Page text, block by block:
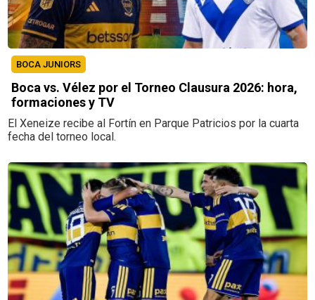
BOCA JUNIORS
Boca vs. Vélez por el Torneo Clausura 2026: hora,
formaciones y TV
El Xeneize recibe al Fortín en Parque Patricios por la cuarta
fecha del torneo local.